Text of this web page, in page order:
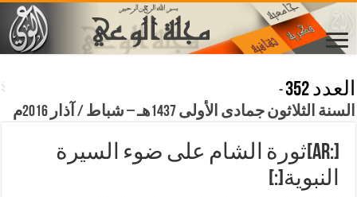
العدد 352
-
السنة الثلاثون جمادى الأولى 1437هـ – شباط / آذار 2016م
[:ar]ثورة الشام على ضوء السيرة
النبوية[:]